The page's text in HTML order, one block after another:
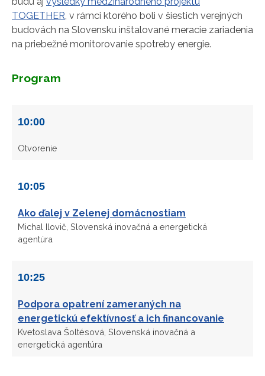
TOGETHER , v rámci ktorého boli v šiestich verejných
budovách na Slovensku inštalované meracie zariadenia
na priebežné monitorovanie spotreby energie.
Program
10:00
Otvorenie
10:05
Ako ďalej v Zelenej domácnostiam
Michal Ilovič, Slovenská inovačná a energetická
agentúra
10:25
Podpora opatrení zameraných na
energetickú efektívnosť a ich financovanie
Kvetoslava Šoltésová, Slovenská inovačná a
energetická agentúra